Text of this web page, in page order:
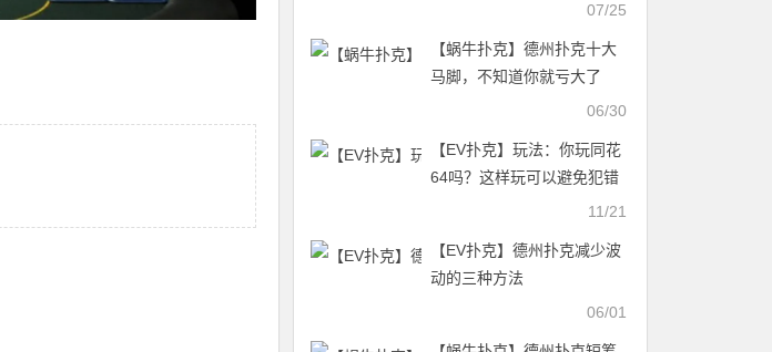
07/25
【蜗牛扑克】德州扑克十大
马脚，不知道你就亏大了
06/30
【EV扑克】玩法：你玩同花
64吗？这样玩可以避免犯错
11/21
【EV扑克】德州扑克减少波
动的三种方法
06/01